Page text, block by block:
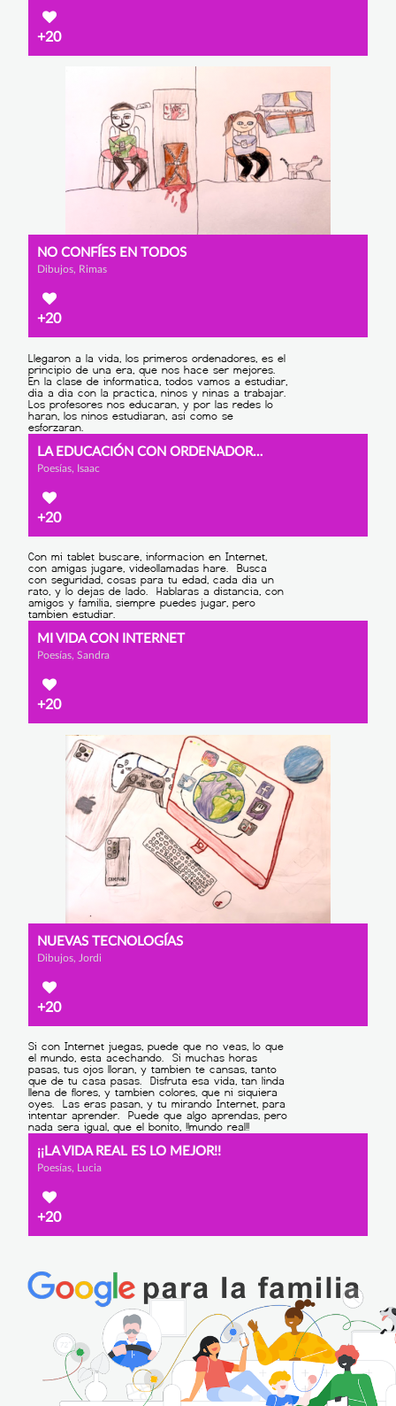
+20
NO CONFÍES EN TODOS
Dibujos, Rimas
+20
LA EDUCACIÓN CON ORDENADORES
Poesías, Isaac
+20
MI VIDA CON INTERNET
Poesías, Sandra
+20
NUEVAS TECNOLOGÍAS
Dibujos, Jordi
+20
¡¡LA VIDA REAL ES LO MEJOR!!
Poesías, Lucia
+20